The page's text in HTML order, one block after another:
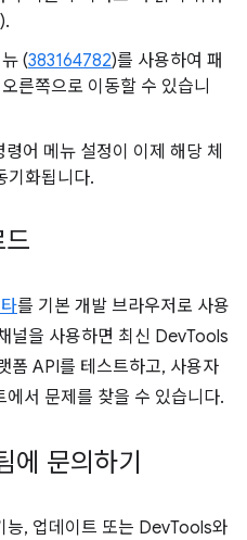
).
(383164782)를 사용하여 패
른쪽으로 이동할 수 있습니
령어 메뉴 설정이 이제 해당 체
기화됩니다.
를 기본 개발 브라우저로 사용
널을 사용하면 최신 DevTools
폼 API를 테스트하고, 사용자
서 문제를 찾을 수 있습니다.
에 문의하기
능, 업데이트 또는 DevTools와